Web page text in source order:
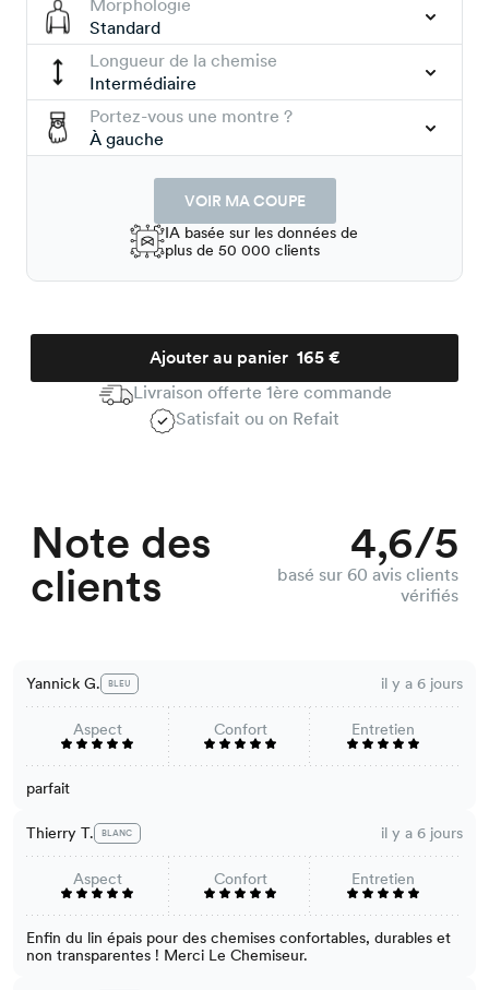
Morphologie
Standard
Longueur de la chemise
Intermédiaire
Portez-vous une montre ?
À gauche
VOIR MA COUPE
IA basée sur les données de
plus de 50 000 clients
Ajouter au panier
Livraison offerte 1ère commande
Satisfait ou on Refait
Note des
clients
4,6/5
basé sur 60 avis clients
vérifiés
Yannick G. BLEU il y a 6 jours
Aspect Confort Entretien
parfait
Thierry T. BLANC il y a 6 jours
Aspect Confort Entretien
Enfin du lin épais pour des chemises confortables, durables et
non transparentes ! Merci Le Chemiseur.